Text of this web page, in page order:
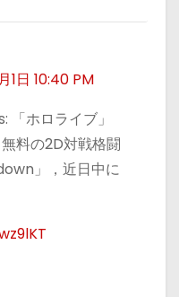
1日 10:40 PM
ホロライブ」
料の2D対戦格闘
」，近日中に